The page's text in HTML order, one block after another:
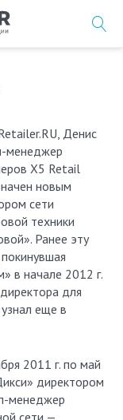
менеджер
X5 Retail
новым
сети
техники
Ранее эту
в начале 2012 г.
для
еще в
2011 г. по май
директором
менеджер
сети —